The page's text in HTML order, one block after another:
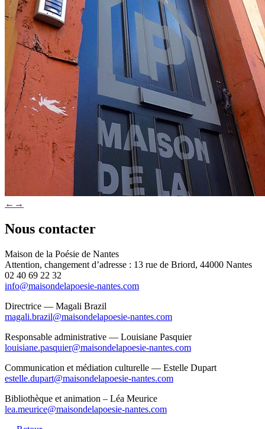
← →
Nous contacter
Maison de la Poésie de Nantes
Attention, changement d’adresse : 13 rue de Briord, 44000 Nantes
02 40 69 22 32
info@maisondelapoesie-nantes.com
Directrice — Magali Brazil
magali.brazil@maisondelapoesie-nantes.com
Responsable administrative — Louisiane Pasquier
louisiane.pasquier@maisondelapoesie-nantes.com
Communication et médiation culturelle — Estelle Dupart
estelle.dupart@maisondelapoesie-nantes.com
Bibliothèque et animation – Léa Meurice
lea.meurice@maisondelapoesie-nantes.com